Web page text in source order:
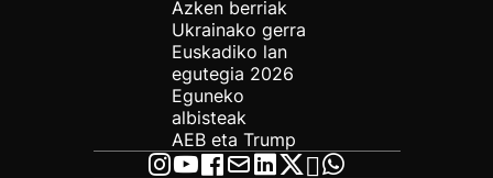
Azken berriak
Ukrainako gerra
Euskadiko lan
egutegia 2026
Eguneko
albisteak
AEB eta Trump